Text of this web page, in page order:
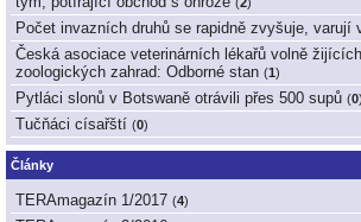
Počet invazních druhů se rapidně zvyšuje, varují
Česká asociace veterinárních lékařů volně
zoologických zahrad: Odborné stan (1)
Pytláci slonů v Botswaně otrávili přes 500 supů (0)
Tučňáci císařští (0)
Články
TERAmagazín 1/2017 (4)